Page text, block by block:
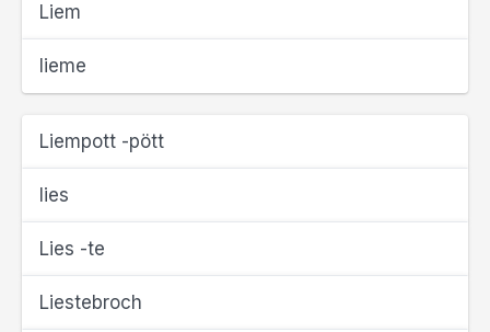
Liem
lieme
Liempott -pött
lies
Lies -te
Liestebroch